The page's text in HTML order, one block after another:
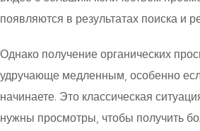
появляются в результатах поиска и
Однако получение органических
удручающе медленным, особенно
начинаете. Это классическая
нужны просмотры, чтобы получить